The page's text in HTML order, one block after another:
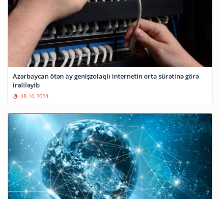
Azərbaycan ötən ay genişzolaqlı internetin orta sürətinə görə
irəliləyib
18-10-2024